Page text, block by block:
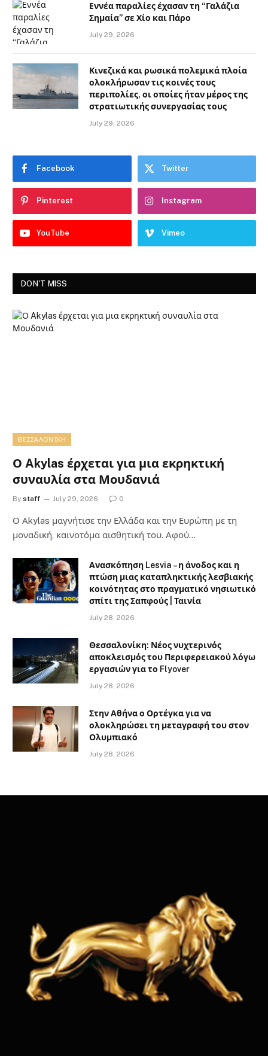
Εννέα παραλίες έχασαν τη “Γαλάζια
Σημαία” σε Χίο και Πάρο
July 29, 2026
Κινεζικά και ρωσικά πολεμικά πλοία
ολοκλήρωσαν τις κοινές τους
περιπολίες, οι οποίες ήταν μέρος της
στρατιωτικής συνεργασίας τους
July 29, 2026
Facebook Twitter
Pinterest Instagram
YouTube Vimeo
DON'T MISS
ΘΕΣΣΑΛΟΝΊΚΗ
Ο Akylas έρχεται για μια εκρηκτική
συναυλία στα Μουδανιά
By staff July 29, 2026 0
Ο Αkylas μαγνήτισε την Ελλάδα και την Ευρώπη με τη
μοναδική, καινοτόμα αισθητική του. Αφού…
Ανασκόπηση Lesvia – η άνοδος και η
πτώση μιας καταπληκτικής λεσβιακής
κοινότητας στο πραγματικό νησιωτικό
σπίτι της Σαπφούς | Ταινία
July 28, 2026
Θεσσαλονίκη: Νέος νυχτερινός
αποκλεισμός του Περιφερειακού λόγω
εργασιών για το Flyover
July 28, 2026
Στην Αθήνα ο Ορτέγκα για να
ολοκληρώσει τη μεταγραφή του στον
Ολυμπιακό
July 28, 2026